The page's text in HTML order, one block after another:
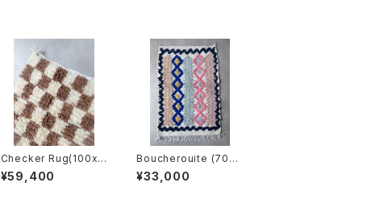
Checker Rug(100x1
50cm)
¥59,400
Boucherouite (70x1
00cm)
¥33,000